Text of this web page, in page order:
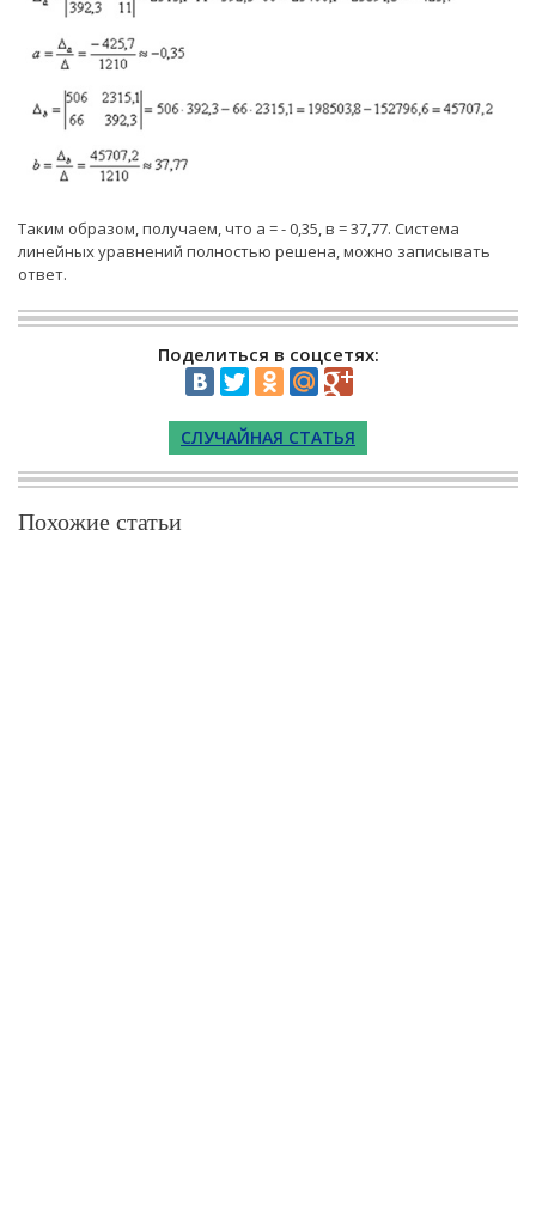
Таким образом, получаем, что а = - 0,35, в = 37,77. Система
линейных уравнений полностью решена, можно записывать
ответ.
Поделиться в соцсетях:
СЛУЧАЙНАЯ СТАТЬЯ
Похожие статьи